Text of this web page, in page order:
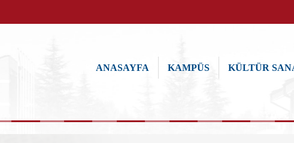
ANASAYFA KAMPÜS KÜLTÜR